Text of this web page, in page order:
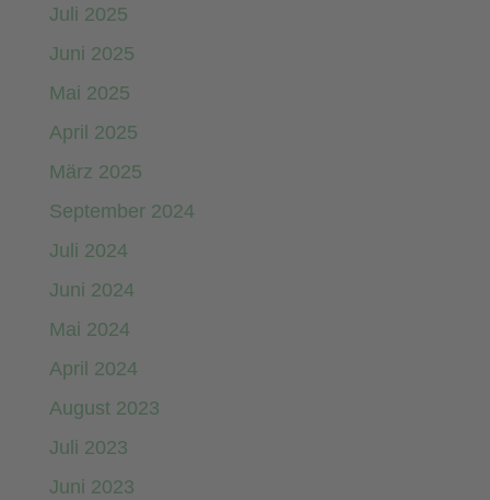
Juli 2025
Juni 2025
Mai 2025
April 2025
März 2025
September 2024
Juli 2024
Juni 2024
Mai 2024
April 2024
August 2023
Juli 2023
Juni 2023